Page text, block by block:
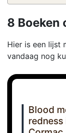
8 Boeken
Hier is een lijst
vandaag nog
Blood